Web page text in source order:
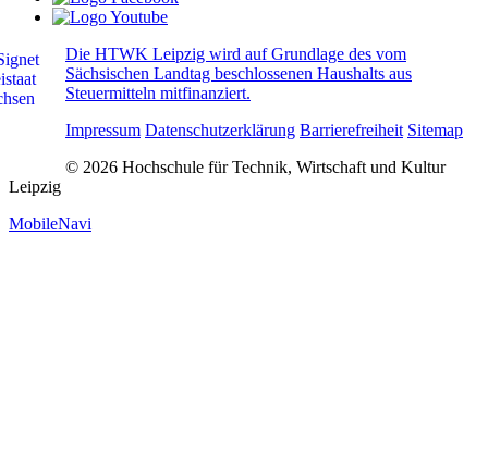
Die HTWK Leipzig wird auf Grundlage des vom
Sächsischen Landtag beschlossenen Haushalts aus
Steuermitteln mitfinanziert.
Impressum Datenschutzerklärung Barrierefreiheit Sitemap
© 2026 Hochschule für Technik, Wirtschaft und Kultur
Leipzig
MobileNavi